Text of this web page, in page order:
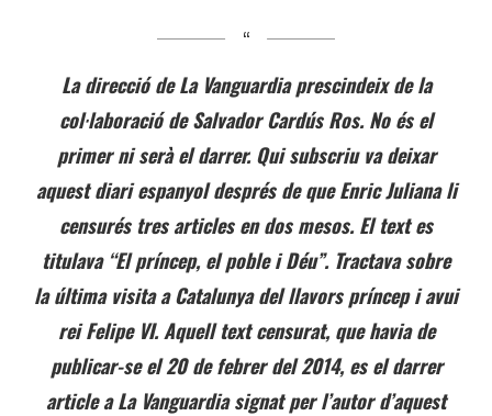
La direcció de La Vanguardia prescindeix de la
col·laboració de Salvador Cardús Ros. No és el
primer ni serà el darrer. Qui subscriu va deixar
aquest diari espanyol després de que Enric Juliana li
censurés tres articles en dos mesos. El text es
titulava “El príncep, el poble i Déu”. Tractava sobre
la última visita a Catalunya del llavors príncep i avui
rei Felipe VI. Aquell text censurat, que havia de
publicar-se el 20 de febrer del 2014, es el darrer
article a La Vanguardia signat per l’autor d’aquest